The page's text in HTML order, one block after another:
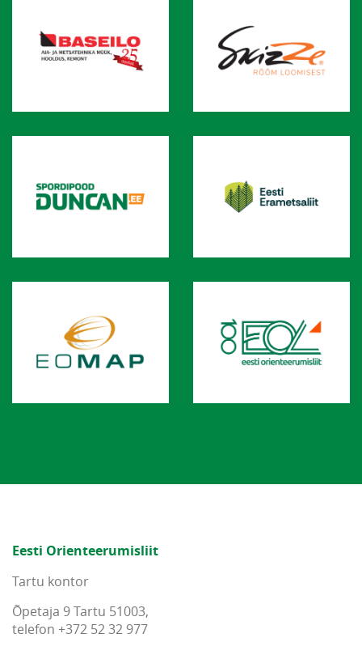
Eesti Orienteerumisliit
Tartu kontor
Õpetaja 9 Tartu 51003,
telefon +372 52 32 977